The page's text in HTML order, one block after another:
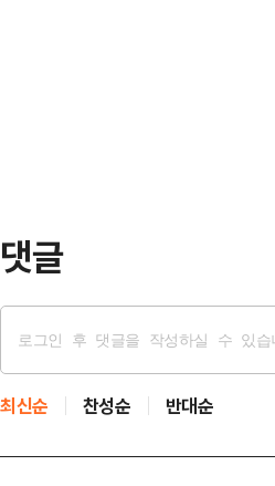
댓글
최신순 찬성순 반대순